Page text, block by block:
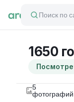
Поиск по
1650
5
фотографий